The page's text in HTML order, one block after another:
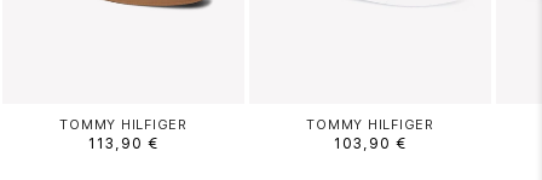
TOMMY HILFIGER
113,90 €
TOMMY HILFIGER
103,90 €